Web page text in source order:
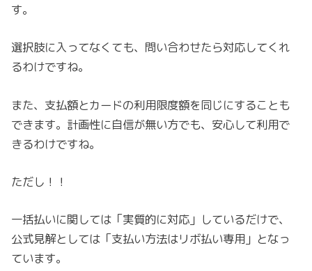
す。
選択肢に入ってなくても、問い合わせたら対応してくれ
るわけですね。
また、支払額とカードの利用限度額を同じにすることも
できます。計画性に自信が無い方でも、安心して利用で
きるわけですね。
ただし！！
一括払いに関しては「実質的に対応」しているだけで、
公式見解としては「支払い方法はリボ払い専用」となっ
ています。